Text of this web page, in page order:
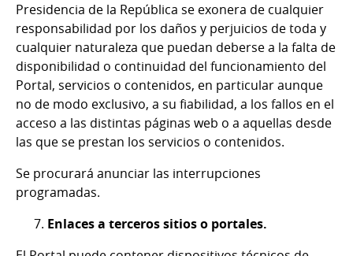
Presidencia de la República se exonera de cualquier
responsabilidad por los daños y perjuicios de toda y
cualquier naturaleza que puedan deberse a la falta de
disponibilidad o continuidad del funcionamiento del
Portal, servicios o contenidos, en particular aunque
no de modo exclusivo, a su fiabilidad, a los fallos en el
acceso a las distintas páginas web o a aquellas desde
las que se prestan los servicios o contenidos.
Se procurará anunciar las interrupciones
programadas.
Enlaces a terceros sitios o portales.